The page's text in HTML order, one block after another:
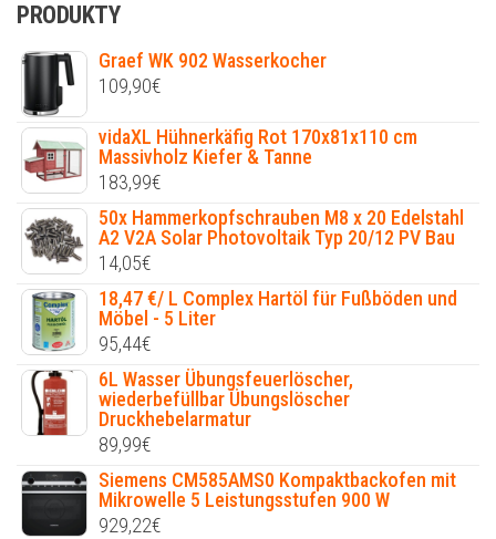
PRODUKTY
Graef WK 902 Wasserkocher
109,90€
vidaXL Hühnerkäfig Rot 170x81x110 cm
Massivholz Kiefer & Tanne
183,99€
50x Hammerkopfschrauben M8 x 20 Edelstahl
A2 V2A Solar Photovoltaik Typ 20/12 PV Bau
14,05€
18,47 €/ L Complex Hartöl für Fußböden und
Möbel - 5 Liter
95,44€
6L Wasser Übungsfeuerlöscher,
wiederbefüllbar Übungslöscher
Druckhebelarmatur
89,99€
Siemens CM585AMS0 Kompaktbackofen mit
Mikrowelle 5 Leistungsstufen 900 W
929,22€